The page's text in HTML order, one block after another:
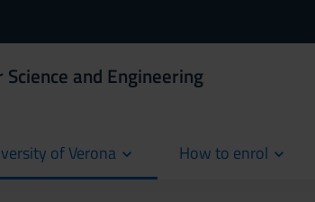
and Engineering
of Verona How to enrol